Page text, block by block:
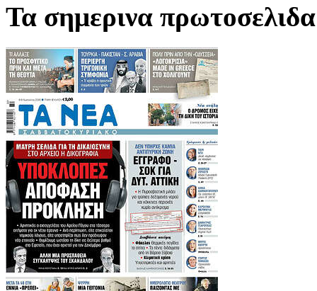
Τα σημερινα πρωτοσελιδα